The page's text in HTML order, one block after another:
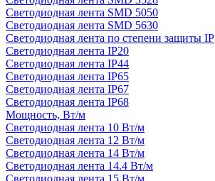
Светодиодная лента SMD 5050
Светодиодная лента SMD 5630
Светодиодная лента по степени защиты IP
Светодиодная лента IP20
Светодиодная лента IP44
Светодиодная лента IP65
Светодиодная лента IP67
Светодиодная лента IP68
Мощность, Вт/м
Светодиодная лента 10 Вт/м
Светодиодная лента 12 Вт/м
Светодиодная лента 14 Вт/м
Светодиодная лента 14.4 Вт/м
Светодиодная лента 15 Вт/м